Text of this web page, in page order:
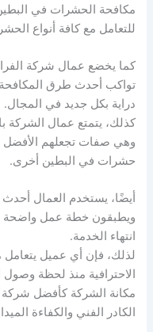
مكافحة الحشرات في البطين
للتعامل مع كافة أنواع
كما يخضع عمال شركة
تواكب أحدث طرق المكافحة
دراية بكل جديد في المجال.
كذلك، يتمتع عمال الشركة
وهي صفات تجعلهم
حشرات في البطين أخرى.
أيضًا، يستخدم العمال أحدث
ويطبقون خطة عمل واضحة
انتهاء الخدمة.
لذلك، فإن أي عميل يتعامل
الاحترافية منذ لحظة
مكانة الشركة كأفضل
الكادر الفني والكفاءة